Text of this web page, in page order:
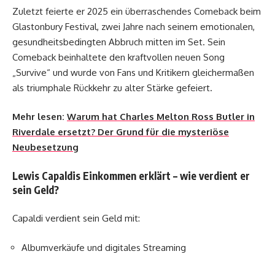
Zuletzt feierte er 2025 ein überraschendes Comeback beim
Glastonbury Festival, zwei Jahre nach seinem emotionalen,
gesundheitsbedingten Abbruch mitten im Set. Sein
Comeback beinhaltete den kraftvollen neuen Song
„Survive“ und wurde von Fans und Kritikern gleichermaßen
als triumphale Rückkehr zu alter Stärke gefeiert.
Mehr lesen: Warum hat Charles Melton Ross Butler in
Riverdale ersetzt? Der Grund für die mysteriöse
Neubesetzung
Lewis Capaldis Einkommen erklärt – wie verdient er
sein Geld?
Capaldi verdient sein Geld mit:
Albumverkäufe und digitales Streaming